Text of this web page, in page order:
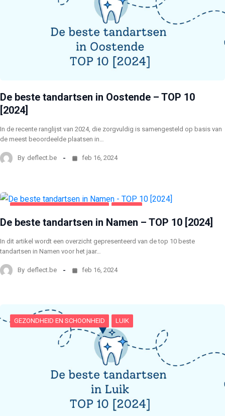
De beste tandartsen in Oostende – TOP 10
[2024]
In de recente ranglijst van 2024, die zorgvuldig is samengesteld op basis van
de meest beoordeelde plaatsen in…
By deflect.be feb 16, 2024
GEZONDHEID EN SCHOONHEID NAMEN
De beste tandartsen in Namen – TOP 10 [2024]
In dit artikel wordt een overzicht gepresenteerd van de top 10 beste
tandartsen in Namen voor het jaar…
By deflect.be feb 16, 2024
GEZONDHEID EN SCHOONHEID LUIK